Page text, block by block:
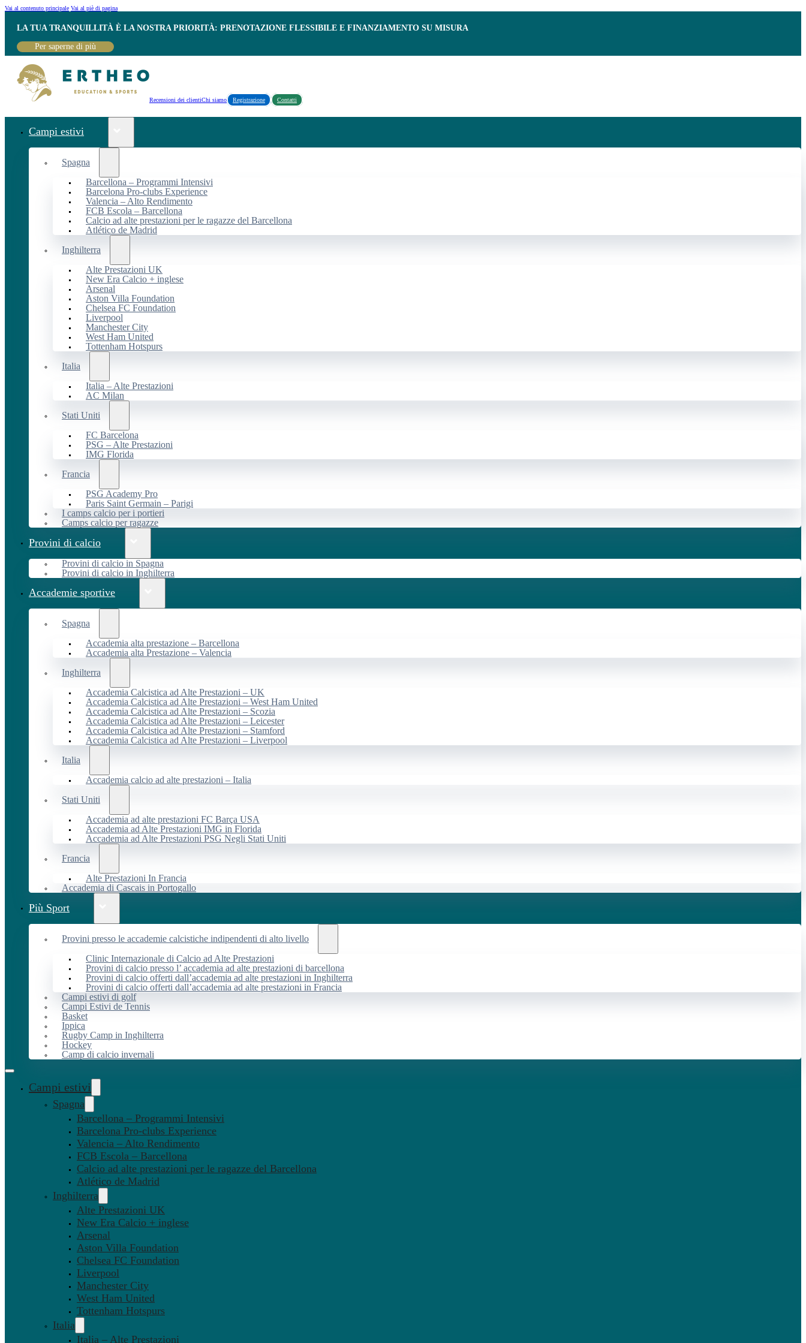
Vai al contenuto principale Vai al piè di pagina
LA TUA TRANQUILLITÀ È LA NOSTRA PRIORITÀ: PRENOTAZIONE FLESSIBILE E FINANZIAMENTO SU MISURA
Per saperne di più
Recensioni dei clientiChi siamo Registrazione Contatti
Campi estivi
Spagna
Barcellona – Programmi Intensivi
Barcelona Pro-clubs Experience
Valencia – Alto Rendimento
FCB Escola – Barcellona
Calcio ad alte prestazioni per le ragazze del Barcellona
Atlético de Madrid
Inghilterra
Alte Prestazioni UK
New Era Calcio + inglese
Arsenal
Aston Villa Foundation
Chelsea FC Foundation
Liverpool
Manchester City
West Ham United
Tottenham Hotspurs
Italia
Italia – Alte Prestazioni
AC Milan
Stati Uniti
FC Barcelona
PSG – Alte Prestazioni
IMG Florida
Francia
PSG Academy Pro
Paris Saint Germain – Parigi
I camps calcio per i portieri
Camps calcio per ragazze
Provini di calcio
Provini di calcio in Spagna
Provini di calcio in Inghilterra
Accademie sportive
Spagna
Accademia alta prestazione – Barcellona
Accademia alta Prestazione – Valencia
Inghilterra
Accademia Calcistica ad Alte Prestazioni – UK
Accademia Calcistica ad Alte Prestazioni – West Ham United
Accademia Calcistica ad Alte Prestazioni – Scozia
Accademia Calcistica ad Alte Prestazioni – Leicester
Accademia Calcistica ad Alte Prestazioni – Stamford
Accademia Calcistica ad Alte Prestazioni – Liverpool
Italia
Accademia calcio ad alte prestazioni – Italia
Stati Uniti
Accademia ad alte prestazioni FC Barça USA
Accademia ad Alte Prestazioni IMG in Florida
Accademia ad Alte Prestazioni PSG Negli Stati Uniti
Francia
Alte Prestazioni In Francia
Accademia di Cascais in Portogallo
Più Sport
Provini presso le accademie calcistiche indipendenti di alto livello
Clinic Internazionale di Calcio ad Alte Prestazioni
Provini di calcio presso l’ accademia ad alte prestazioni di barcellona
Provini di calcio offerti dall’accademia ad alte prestazioni in Inghilterra
Provini di calcio offerti dall’accademia ad alte prestazioni in Francia
Campi estivi di golf
Campi Estivi de Tennis
Basket
Ippica
Rugby Camp in Inghilterra
Hockey
Camp di calcio invernali
Campi estivi
Spagna
Barcellona – Programmi Intensivi
Barcelona Pro-clubs Experience
Valencia – Alto Rendimento
FCB Escola – Barcellona
Calcio ad alte prestazioni per le ragazze del Barcellona
Atlético de Madrid
Inghilterra
Alte Prestazioni UK
New Era Calcio + inglese
Arsenal
Aston Villa Foundation
Chelsea FC Foundation
Liverpool
Manchester City
West Ham United
Tottenham Hotspurs
Italia
Italia – Alte Prestazioni